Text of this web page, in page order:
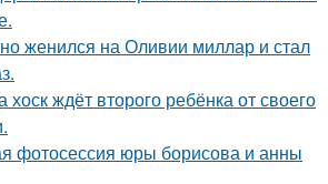
женился на Оливии миллар и стал
хоск ждёт второго ребёнка от своего
фотосессия юры борисова и анны